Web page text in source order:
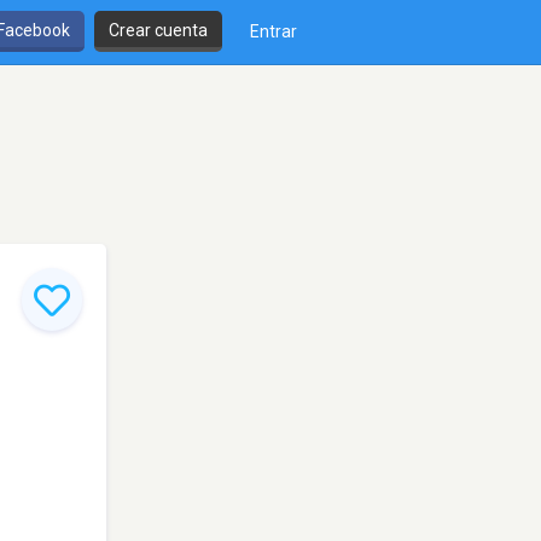
Crear cuenta Entrar